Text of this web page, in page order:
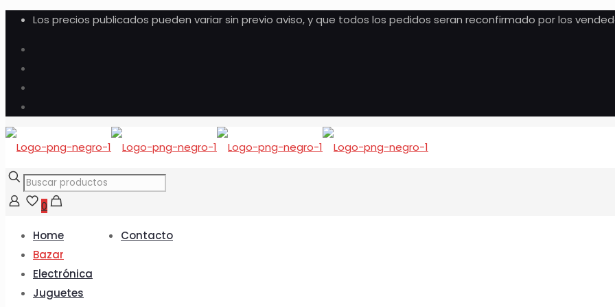
Los precios publicados pueden variar sin previo aviso, y que todos los pedidos seran reconfirmado por los
0
Home
Bazar
Electrónica
Juguetes
Contacto